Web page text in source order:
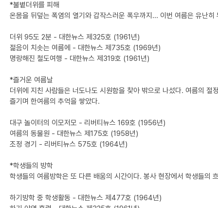
*불볕더위를 피해
온몸을 뒤덮는 폭염의 열기와 갑작스러운 폭우까지... 이번 여름은 유난
더위 95도 2분 - 대한뉴스 제325호 (1961년)
젊음이 치솟는 여름에 - 대한뉴스 제735호 (1969년)
명랑해진 철도여행 - 대한뉴스 제319호 (1961년)
*즐거운 여름날
더위에 지친 사람들은 너도나도 시원함을 찾아 밖으로 나섰다. 여름의
즐기며 한여름의 추억을 쌓았다.
대구 놀이터의 이모저모 - 리버티뉴스 169호 (1956년)
여름의 동물원 - 대한뉴스 제175호 (1958년)
조정 경기 - 리버티뉴스 575호 (1964년)
*학생들의 방학
학생들의 여름방학은 또 다른 배움의 시간이다. 봉사 현장에서 학생들의
하기방학 중 학생활동 - 대한뉴스 제477호 (1964년)